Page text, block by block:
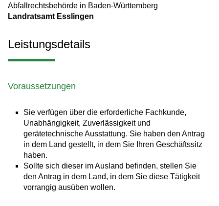
Abfallrechtsbehörde in Baden-Württemberg
Landratsamt Esslingen
Leistungsdetails
Voraussetzungen
Sie verfügen über die erforderliche Fachkunde,
Unabhängigkeit, Zuverlässigkeit und
gerätetechnische Ausstattung. Sie haben den Antrag
in dem Land gestellt, in dem Sie Ihren Geschäftssitz
haben.
Sollte sich dieser im Ausland befinden, stellen Sie
den Antrag in dem Land, in dem Sie diese Tätigkeit
vorrangig ausüben wollen.